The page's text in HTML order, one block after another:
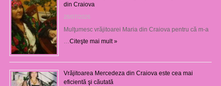
din Craiova
28/07/2026
Mulţumesc vrăjitoarei Maria din Craiova pentru că m-a
Citeşte mai mult »
Vrăjitoarea Mercedeza din Craiova este cea mai
eficientă şi căutată